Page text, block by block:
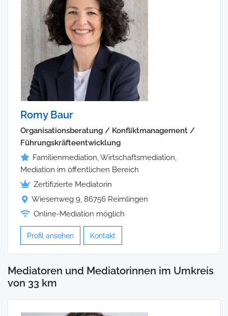
Romy Baur
Organisationsberatung / Konfliktmanagement /
Führungskräfteentwicklung
Familienmediation, Wirtschaftsmediation,
Mediation im öffentlichen Bereich
Zertifizierte Mediatorin
Wiesenweg 9, 86756 Reimlingen
Online-Mediation möglich
Profil ansehen Kontakt
Mediatoren und Mediatorinnen im Umkreis
von 33 km